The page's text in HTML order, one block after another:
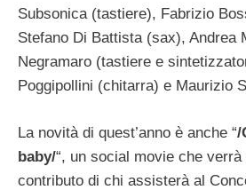
Subsonica (tastiere), Fabrizio
Stefano Di Battista (sax), Andrea
Negramaro (tastiere e
Poggipollini (chitarra) e Maurizio
La novità di quest’anno è anche “/
baby/“, un social movie che
contributo di chi assisterà al